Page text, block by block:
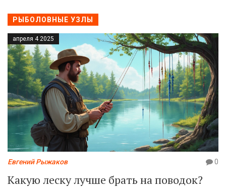
РЫБОЛОВНЫЕ УЗЛЫ
апреля 4 2025
Евгений Рыжаков 0
Какую леску лучше брать на поводок?